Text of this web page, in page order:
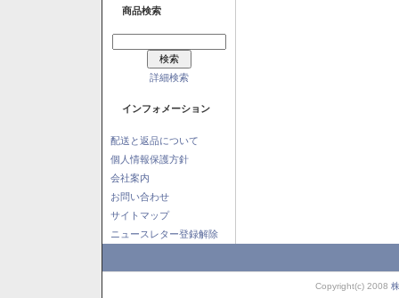
商品検索
詳細検索
インフォメーション
配送と返品について
個人情報保護方針
会社案内
お問い合わせ
サイトマップ
ニュースレター登録解除
Copyright(c) 2008